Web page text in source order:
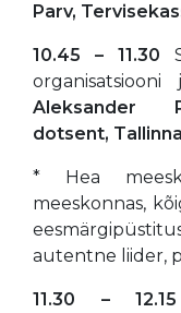
Parv,
10.45 – 11.30
Aleksander
dotsent,
* Hea
meeskonnas,
autentne liider,
11.30 –12.15